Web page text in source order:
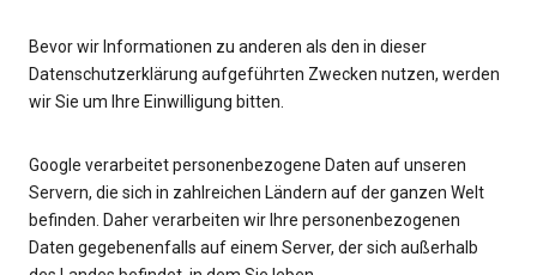
Bevor wir Informationen zu anderen als den in dieser
Datenschutzerklärung aufgeführten Zwecken nutzen, werden
wir Sie um Ihre Einwilligung bitten.
Google verarbeitet personenbezogene Daten auf unseren
Servern, die sich in zahlreichen Ländern auf der ganzen Welt
befinden. Daher verarbeiten wir Ihre personenbezogenen
Daten gegebenenfalls auf einem Server, der sich außerhalb